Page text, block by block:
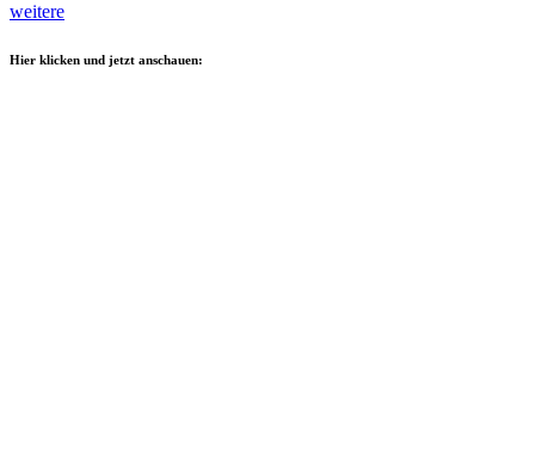
weitere
Hier klicken und jetzt anschauen: